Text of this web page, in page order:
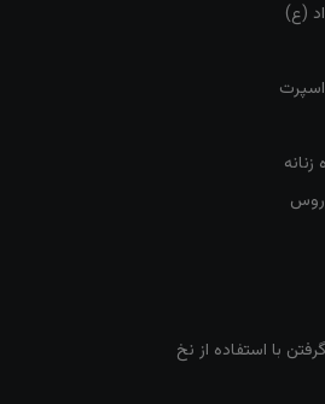
(ع)
روس
با استفاده از نخ